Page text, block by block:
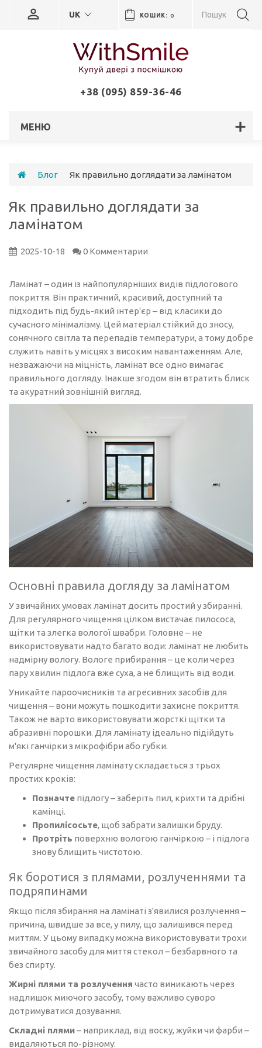
КОШИК: 0
UK
+38 (095) 859-36-46
МЕНЮ
Блог Як правильно доглядати за ламінатом
Як правильно доглядати за
ламінатом
2025-10-18 0 Комментарии
Ламінат – один із найпопулярніших видів підлогового
покриття. Він практичний, красивий, доступний та
підходить під будь-який інтер'єр – від класики до
сучасного мінімалізму. Цей матеріал стійкий до зносу,
сонячного світла та перепадів температури, а тому добре
служить навіть у місцях з високим навантаженням. Але,
незважаючи на міцність, ламінат все одно вимагає
правильного догляду. Інакше згодом він втратить блиск
та акуратний зовнішній вигляд.
Основні правила догляду за ламінатом
У звичайних умовах ламінат досить простий у збиранні.
Для регулярного чищення цілком вистачає пилососа,
щітки та злегка вологої швабри. Головне – не
використовувати надто багато води: ламінат не любить
надмірну вологу. Вологе прибирання – це коли через
пару хвилин підлога вже суха, а не блищить від води.
Уникайте пароочисників та агресивних засобів для
чищення – вони можуть пошкодити захисне покриття.
Також не варто використовувати жорсткі щітки та
абразивні порошки. Для ламінату ідеально підійдуть
м'які ганчірки з мікрофібри або губки.
Регулярне чищення ламінату складається з трьох
простих кроків:
Позначте підлогу – заберіть пил, крихти та дрібні
камінці.
Пропилісосьте, щоб забрати залишки бруду.
Протріть поверхню вологою ганчіркою – і підлога
знову блищить чистотою.
Як боротися з плямами, розлученнями та
подряпинами
Якщо після збирання на ламінаті з'явилися розлучення –
причина, швидше за все, у пилу, що залишився перед
миттям. У цьому випадку можна використовувати трохи
звичайного засобу для миття стекол – безбарвного та
без спирту.
Жирні плями та розлучення часто виникають через
надлишок миючого засобу, тому важливо суворо
дотримуватися дозування.
Складні плями– наприклад, від воску, жуйки чи фарби –
видаляються по-різному: